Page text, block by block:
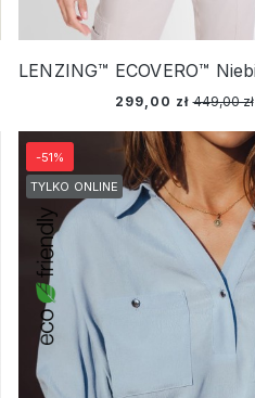
299,00 zł 449,00 zł
-51%
TYLKO ONLINE